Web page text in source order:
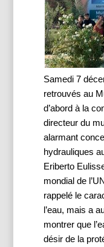
Samedi 7
retrouvés au
d’abord à la
directeur du
alarmant
hydrauliques
Eriberto
mondial de
rappelé le
l’eau, mais a
montrer que
désir de la